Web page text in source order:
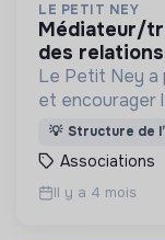
LE PETIT NEY
médiateur/trice socioculturelle chargé(e)
des
Le Petit Ney a pour but : De
et encourager
d’une
💡 Structure de
Associations
Il y a 4 mois